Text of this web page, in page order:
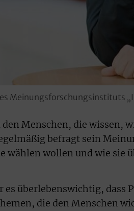
Meinungsforschungsinstituts
Menschen, die wissen,
befragt sein
wählen wollen und wie sie
es überlebenswichtig, dass
die den Menschen